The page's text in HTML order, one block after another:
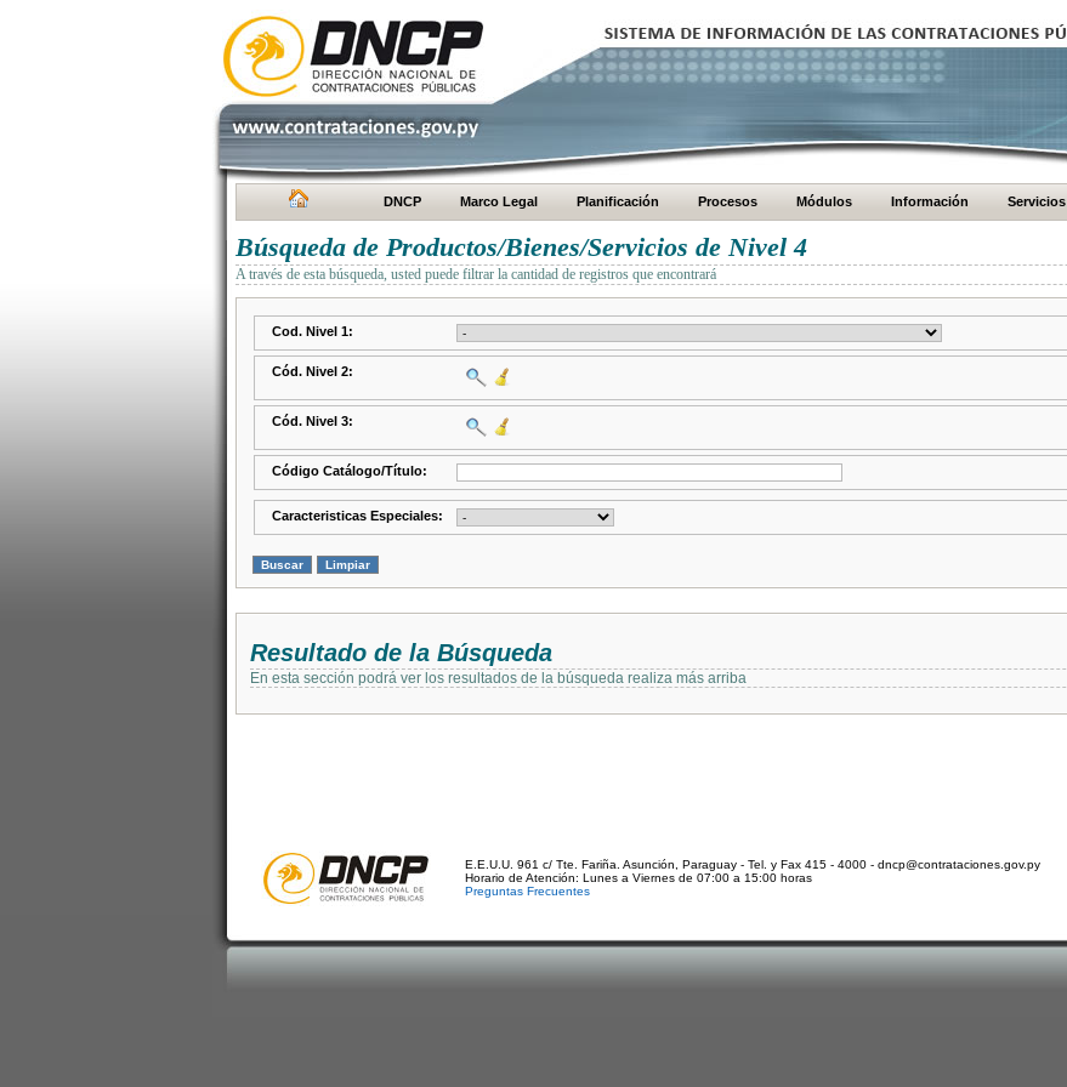
DNCP Marco Legal Planificación Procesos Módulos Información Servicios
Búsqueda de Productos/Bienes/Servicios de Nivel 4
A través de esta búsqueda, usted puede filtrar la cantidad de registros que encontrará
Cod. Nivel 1:
Cód. Nivel 2:
Cód. Nivel 3:
Código Catálogo/Título:
Caracteristicas Especiales:
Resultado de la Búsqueda
En esta sección podrá ver los resultados de la búsqueda realiza más arriba
E.E.U.U. 961 c/ Tte. Fariña. Asunción, Paraguay - Tel. y Fax 415 - 4000 - dncp@contrataciones.gov.py
Horario de Atención: Lunes a Viernes de 07:00 a 15:00 horas
Preguntas Frecuentes